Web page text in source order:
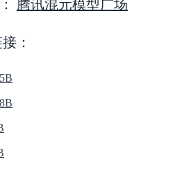
腾讯混元模型广场
：